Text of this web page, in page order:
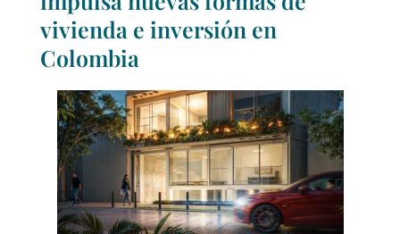
vivienda e inversión en
Colombia